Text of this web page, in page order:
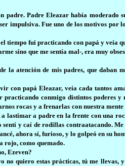
padre. Padre Eleazar había moderado
impulsiva. Fue uno de los motivos por
el tiempo fui practicando con papá y
sino que me sentía mal-, era muy
la atención de mis padres, que daban
con papá Eleazar, veía cada tantos
practicando conmigo distintos poderes
rocas y a frenarlas con nuestra
lastimar a padre en la frente con una
y caí de rodillas contraatacando.
ahora sí, furioso, y lo golpeó en su
rojo, como quemado.
Ezeven?
no quiero estas prácticas, tú me